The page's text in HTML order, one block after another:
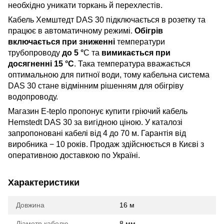
необхідно уникати торкань й перехлестів.
Кабель Хемштедт DAS 30 підключається в розетку та
працює в автоматичному режимі. Обігрів
включається при зниженні температури
трубопроводу до 5 °C та вимикається при
досягненні 15 °C. Така температура вважається
оптимальною для питної води, тому кабельна система
DAS 30 стане відмінним рішенням для обігріву
водопроводу.
Магазин E-teplo пропонує купити гріючий кабель
Hemstedt DAS 30 за вигідною ціною. У каталозі
запропоновані кабелі від 4 до 70 м. Гарантія від
виробника − 10 років. Продаж здійснюється в Києві з
оперативною доставкою по Україні.
Характеристики
Довжина 16 м